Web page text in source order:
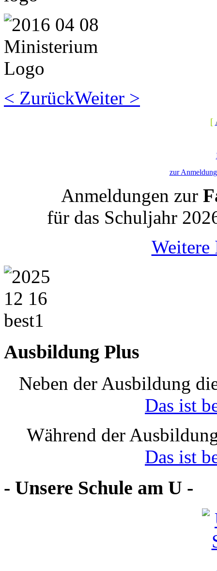
< ZurückWeiter >
[
zur
Anmeldungen zur
für das Schuljahr
Weitere
Ausbildung Plus
Neben der Ausbildung
Das ist
Während der
Das ist
- Unsere Schule am U -